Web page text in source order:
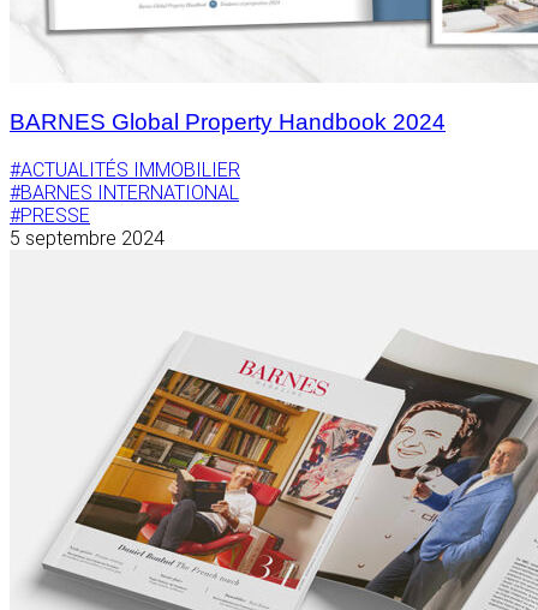
BARNES Global Property Handbook 2024
#ACTUALITÉS IMMOBILIER
#BARNES INTERNATIONAL
#PRESSE
5 septembre 2024